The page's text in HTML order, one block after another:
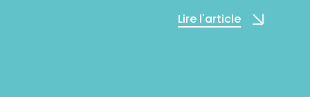
Lire l'article